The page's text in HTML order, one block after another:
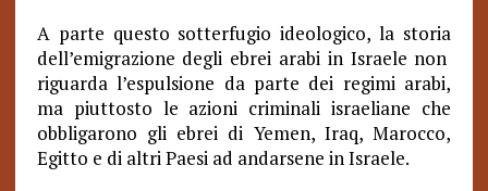
A parte questo sotterfugio ideologico, la storia
dell’emigrazione degli ebrei arabi in Israele non
riguarda l’espulsione da parte dei regimi arabi,
ma piuttosto le azioni criminali israeliane che
obbligarono gli ebrei di Yemen, Iraq, Marocco,
Egitto e di altri Paesi ad andarsene in Israele.